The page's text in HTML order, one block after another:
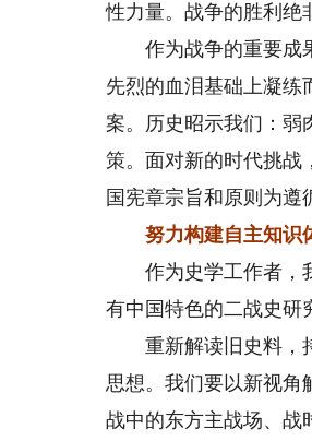
性力量。战争的胜利绝
作为战争的重要成果
先烈的血泪基础上凝练
案。历史昭示我们：弱
策。面对新的时代挑战
国宪章宗旨和原则为遵
努力构建自主知识
作为史学工作者，我
有中国特色的二战史研
重新解读旧史料，持
思想。我们要以新视角
战中的东方主战场、战